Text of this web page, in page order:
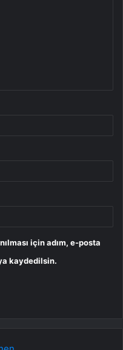
için adım, e-posta
kaydedilsin.